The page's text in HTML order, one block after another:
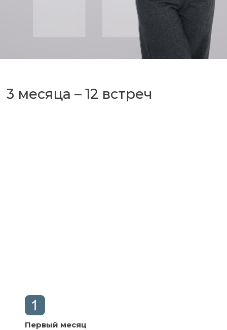
3 месяца – 12 встреч
Первый месяц